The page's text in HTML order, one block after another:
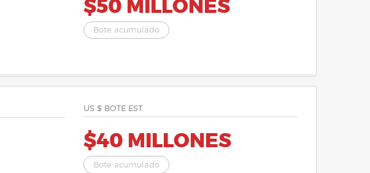
$50 MILLONES
Bote acumulado
US $ BOTE EST.
$40 MILLONES
Bote acumulado